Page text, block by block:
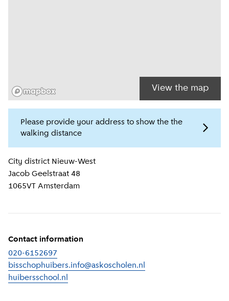
View the map
Please provide your address to show the the
walking distance
Location information
City district Nieuw-West
Jacob Geelstraat 48
1065VT Amsterdam
Contact information
020-6152697
bisschophuibers.info@askoscholen.nl
huibersschool.nl